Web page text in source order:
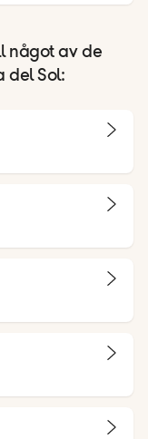
något av de
del Sol: